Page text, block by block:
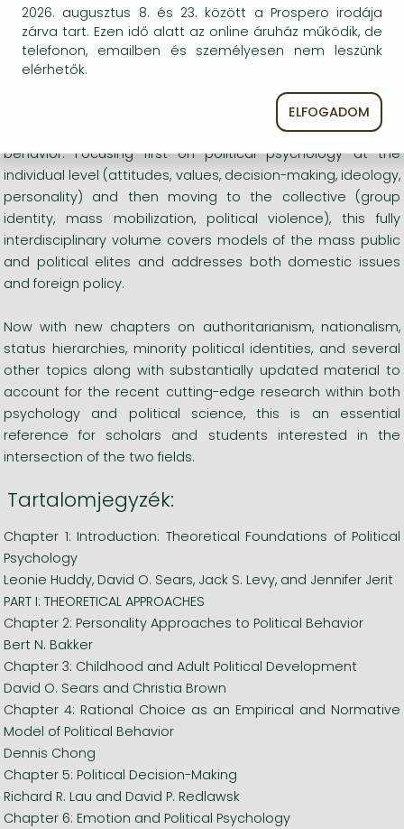
biopsychology, neuroscience, personality,
psychopathology, evolutionary psychology, social
psychology, developmental psychology, cognitive
psychology, and intergroup relations. Some chapters
address the political psychology of political elites, while
other chapters deal with the dynamics of mass political
behavior. Focusing first on political psychology at the
individual level (attitudes, values, decision-making, ideology,
personality) and then moving to the collective (group
identity, mass mobilization, political violence), this fully
interdisciplinary volume covers models of the mass public
and political elites and addresses both domestic issues
and foreign policy.
Now with new chapters on authoritarianism, nationalism,
status hierarchies, minority political identities, and several
other topics along with substantially updated material to
account for the recent cutting-edge research within both
psychology and political science, this is an essential
reference for scholars and students interested in the
intersection of the two fields.
Tartalomjegyzék:
Chapter 1: Introduction: Theoretical Foundations of Political
Psychology
Leonie Huddy, David O. Sears, Jack S. Levy, and Jennifer Jerit
PART I: THEORETICAL APPROACHES
Chapter 2: Personality Approaches to Political Behavior
Bert N. Bakker
Chapter 3: Childhood and Adult Political Development
David O. Sears and Christia Brown
Chapter 4: Rational Choice as an Empirical and Normative
Model of Political Behavior
Dennis Chong
Chapter 5: Political Decision-Making
Richard R. Lau and David P. Redlawsk
Chapter 6: Emotion and Political Psychology
2026. augusztus 8. és 23. között a Prospero irodája
zárva tart. Ezen idő alatt az online áruház működik, de
telefonon, emailben és személyesen nem leszünk
elérhetők.
ELFOGADOM